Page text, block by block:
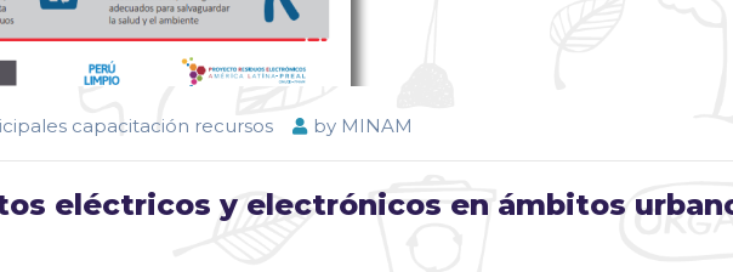
capacitación recursos by MINAM
eléctricos y electrónicos en ámbitos